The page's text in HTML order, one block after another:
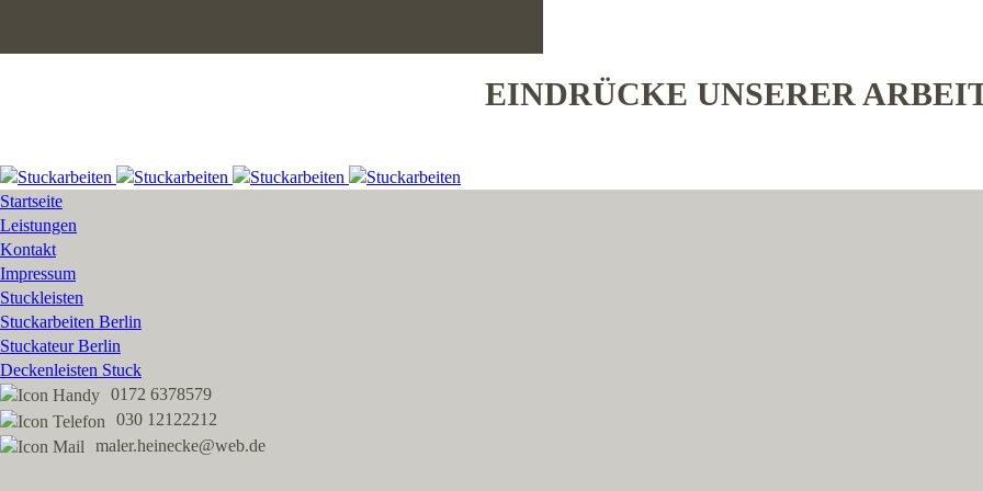
EINDRÜCKE UNSERER
Startseite
Leistungen
Kontakt
Impressum
Stuckleisten
Stuckarbeiten Berlin
Stuckateur Berlin
Deckenleisten Stuck
0172 6378579
030 12122212
maler.heinecke@web.de